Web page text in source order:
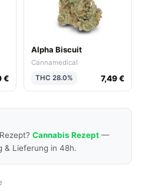
€
Alpha Biscuit
Cannamedical
THC 28.0%
7,49 €
Cannabis Rezept —
& Lieferung in 48h.